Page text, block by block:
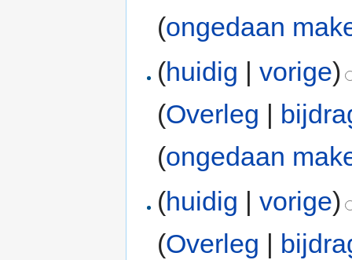
(ongedaan
(huidig |vorige)
(Overleg |
(ongedaan
(huidig |vorige)
(Overleg